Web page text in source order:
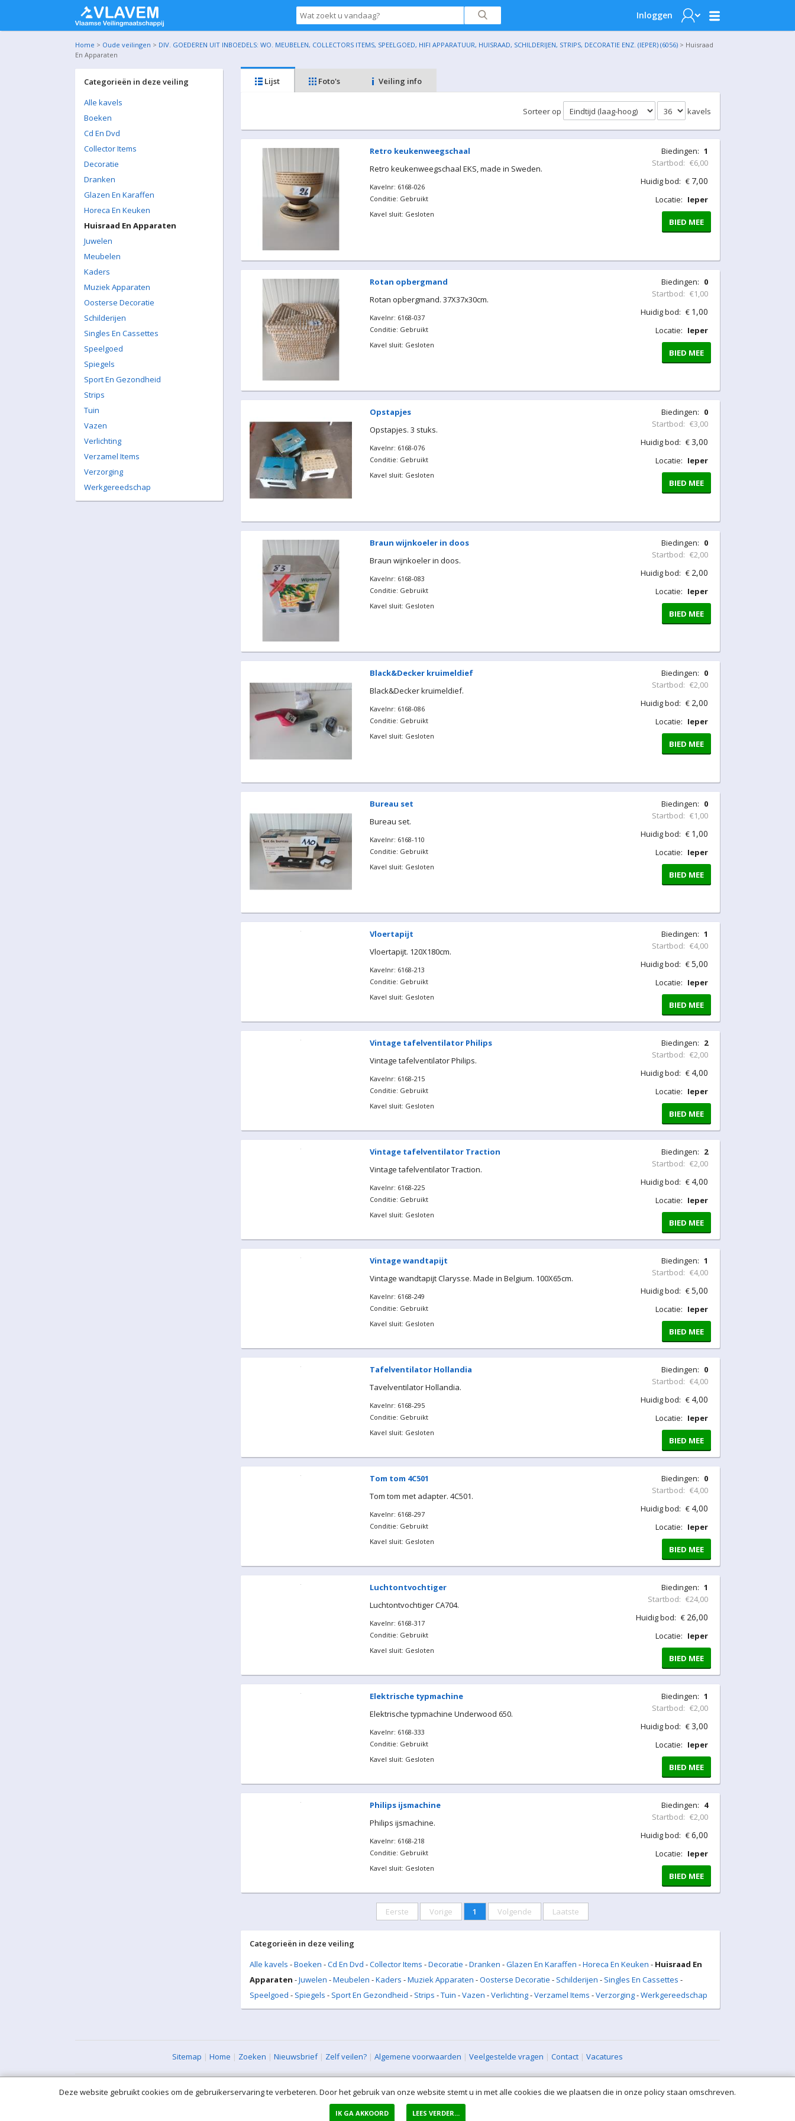
Inloggen
Home > Oude veilingen > DIV. GOEDEREN UIT INBOEDELS: WO. MEUBELEN, COLLECTORS ITEMS, SPEELGOED, HIFI APPARATUUR, HUISRAAD, SCHILDERIJEN, STRIPS, DECORATIE ENZ. (IEPER) (6056) > Huisraad
En Apparaten
Categorieën in deze veiling
Alle kavels
Boeken
Cd En Dvd
Collector Items
Decoratie
Dranken
Glazen En Karaffen
Horeca En Keuken
Huisraad En Apparaten
Juwelen
Meubelen
Kaders
Muziek Apparaten
Oosterse Decoratie
Schilderijen
Singles En Cassettes
Speelgoed
Spiegels
Sport En Gezondheid
Strips
Tuin
Vazen
Verlichting
Verzamel Items
Verzorging
Werkgereedschap
Lijst Foto's Veiling info
Sorteer op kavels
Retro keukenweegschaal
Retro keukenweegschaal EKS, made in Sweden.
Kavelnr: 6168-026
Conditie: Gebruikt
Kavel sluit: Gesloten
Biedingen: 1
Startbod: €6,00
Huidig bod: € 7,00
Locatie: Ieper
BIED MEE
Rotan opbergmand
Rotan opbergmand. 37X37x30cm.
Kavelnr: 6168-037
Conditie: Gebruikt
Kavel sluit: Gesloten
Biedingen: 0
Startbod: €1,00
Huidig bod: € 1,00
Locatie: Ieper
BIED MEE
Opstapjes
Opstapjes. 3 stuks.
Kavelnr: 6168-076
Conditie: Gebruikt
Kavel sluit: Gesloten
Biedingen: 0
Startbod: €3,00
Huidig bod: €3,00
Locatie: Ieper
BIED MEE
Braun wijnkoeler in doos
Braun wijnkoeler in doos.
Kavelnr: 6168-083
Conditie: Gebruikt
Kavel sluit: Gesloten
Biedingen: 0
Startbod: €2,00
Huidig bod: € 2,00
Locatie: Ieper
BIED MEE
Black&Decker kruimeldief
Black&Decker kruimeldief.
Kavelnr: 6168-086
Conditie: Gebruikt
Kavel sluit: Gesloten
Biedingen: 0
Startbod: €2,00
Huidig bod: € 2,00
Locatie: Ieper
BIED MEE
Bureau set
Bureau set.
Kavelnr: 6168-110
Conditie: Gebruikt
Kavel sluit: Gesloten
Biedingen: 0
Startbod: €1,00
Huidig bod: € 1,00
Locatie: Ieper
BIED MEE
Vloertapijt
Vloertapijt. 120X180cm.
Kavelnr: 6168-213
Conditie: Gebruikt
Kavel sluit: Gesloten
Biedingen: 1
Startbod: €4,00
Huidig bod: €5,00
Locatie: Ieper
BIED MEE
Vintage tafelventilator Philips
Vintage tafelventilator Philips.
Kavelnr: 6168-215
Conditie: Gebruikt
Kavel sluit: Gesloten
Biedingen: 2
Startbod: €2,00
Huidig bod: € 4,00
Locatie: Ieper
BIED MEE
Vintage tafelventilator Traction
Vintage tafelventilator Traction.
Kavelnr: 6168-225
Conditie: Gebruikt
Kavel sluit: Gesloten
Biedingen: 2
Startbod: €2,00
Huidig bod: € 4,00
Locatie: Ieper
BIED MEE
Vintage wandtapijt
Vintage wandtapijt Clarysse. Made in Belgium. 100X65cm.
Kavelnr: 6168-249
Conditie: Gebruikt
Kavel sluit: Gesloten
Biedingen: 1
Startbod: €4,00
Huidig bod: €5,00
Locatie: Ieper
BIED MEE
Tafelventilator Hollandia
Tavelventilator Hollandia.
Kavelnr: 6168-295
Conditie: Gebruikt
Kavel sluit: Gesloten
Biedingen: 0
Startbod: €4,00
Huidig bod: € 4,00
Locatie: Ieper
BIED MEE
Tom tom 4C501
Tom tom met adapter. 4C501.
Kavelnr: 6168-297
Conditie: Gebruikt
Kavel sluit: Gesloten
Biedingen: 0
Startbod: €4,00
Huidig bod: € 4,00
Locatie: Ieper
BIED MEE
Luchtontvochtiger
Luchtontvochtiger CA704.
Kavelnr: 6168-317
Conditie: Gebruikt
Kavel sluit: Gesloten
Biedingen: 1
Startbod: €24,00
Huidig bod: € 26,00
Locatie: Ieper
BIED MEE
Elektrische typmachine
Elektrische typmachine Underwood 650.
Kavelnr: 6168-333
Conditie: Gebruikt
Kavel sluit: Gesloten
Biedingen: 1
Startbod: €2,00
Huidig bod: €3,00
Locatie: Ieper
BIED MEE
Philips ijsmachine
Philips ijsmachine.
Kavelnr: 6168-218
Conditie: Gebruikt
Kavel sluit: Gesloten
Biedingen: 4
Startbod: €2,00
Huidig bod: €6,00
Locatie: Ieper
BIED MEE
Eerste Vorige 1 Volgende Laatste
Categorieën in deze veiling
Alle kavels -Boeken -Cd En Dvd -Collector Items -Decoratie -Dranken -Glazen En Karaffen -Horeca En Keuken - Huisraad En
Apparaten -Juwelen -Meubelen -Kaders -Muziek Apparaten -Oosterse Decoratie - Schilderijen - Singles En Cassettes -
Speelgoed - Spiegels - Sport En Gezondheid - Strips -Tuin -Vazen -Verlichting-Verzamel Items -Verzorging-Werkgereedschap
Sitemap | Home | Zoeken | Nieuwsbrief| Zelf veilen? | Algemene voorwaarden | Veelgestelde vragen | Contact | Vacatures
XML Sitemap| All rights reserved (VLAVEM-WEB-1)
Deze website gebruikt cookies om de gebruikerservaring te verbeteren. Door het gebruik van onze website stemt u in met alle cookies die we plaatsen die in onze policy staan omschreven.
IK GA AKKOORD LEES VERDER...